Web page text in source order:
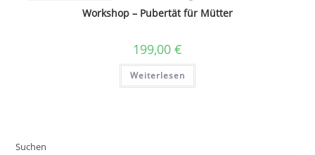
Workshop – Pubertät für Mütter
199,00 €
Weiterlesen
Suchen